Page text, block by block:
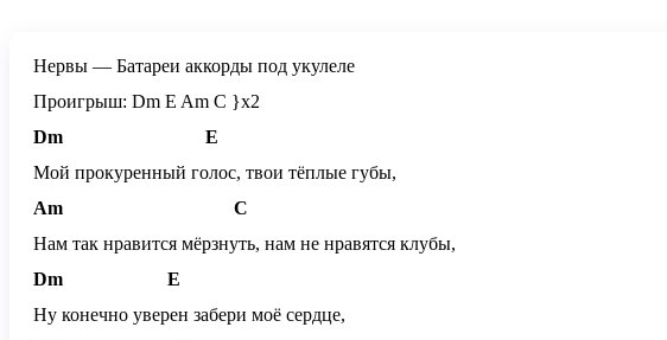
Нервы — Батареи аккорды под укулеле
Проигрыш: Dm E Am C }x2
Dm
E
Мой прокуренный голос, твои тёплые губы,
Am
C
Нам так нравится мёрзнуть, нам не нравятся клубы,
Dm
E
Ну конечно уверен забери моё сердце,